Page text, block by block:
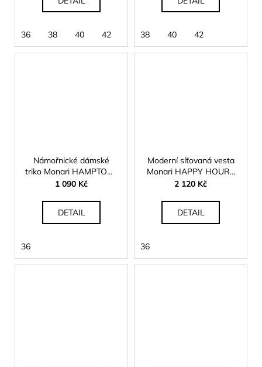
36 38 40 42 38 40 42
Námořnické dámské
triko Monari HAMPTONS
410776
1 090 Kč
DETAIL
36
Moderní síťovaná vesta
Monari HAPPY HOURS
410536
2 120 Kč
DETAIL
36